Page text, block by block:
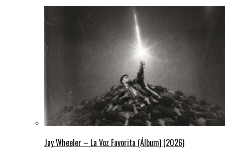
Jay Wheeler – La Voz Favorita (Álbum) (2026)